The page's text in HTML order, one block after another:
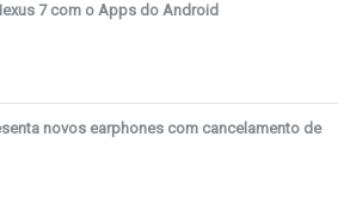
7 com o Apps do Android
novos earphones com cancelamento de